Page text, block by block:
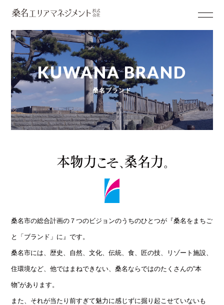
KUWANA BRAND
桑名ブランド
桑名市の総合計画の７つのビジョンのうちのひとつが『桑名をまちご
と「ブランド」に』です。
桑名市には、歴史、自然、文化、伝統、食、匠の技、リゾート施設、
住環境など、他ではまねできない、桑名ならではのたくさんの“本
物”があります。
また、それが当たり前すぎて魅力に感じずに掘り起こせていないも